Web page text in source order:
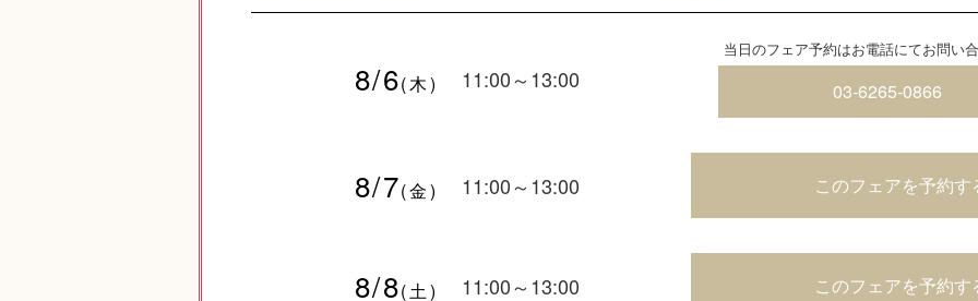
8/6(木) 11:00～13:00
当日のフェア予約はお電話にてお問い
03-6265-0866
8/7(金) 11:00～13:00 このフェアを予約す
8/8(土) 11:00～13:00 このフェアを予約す